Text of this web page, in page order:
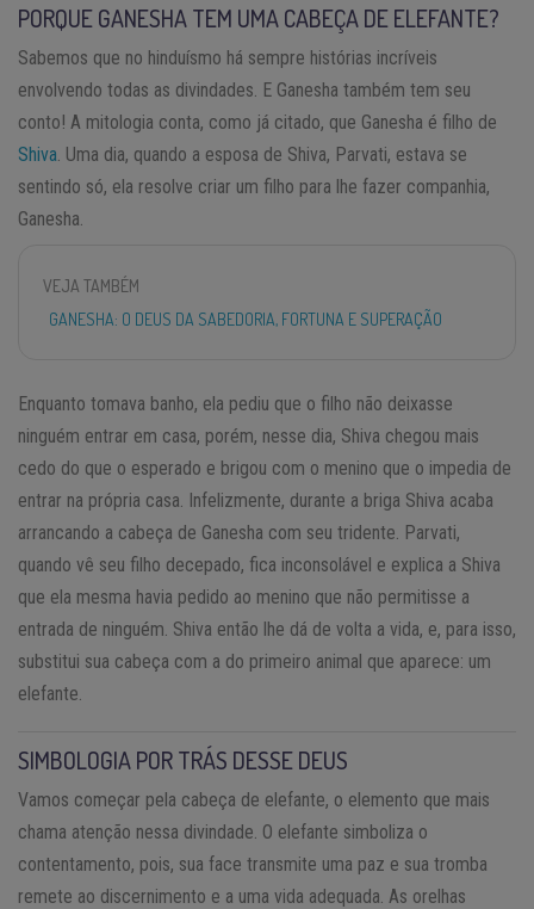
PORQUE GANESHA TEM UMA CABEÇA DE ELEFANTE?
Sabemos que no hinduísmo há sempre histórias incríveis
envolvendo todas as divindades. E Ganesha também tem seu
conto! A mitologia conta, como já citado, que Ganesha é filho de
Shiva . Uma dia, quando a esposa de Shiva, Parvati, estava se
sentindo só, ela resolve criar um filho para lhe fazer companhia,
Ganesha.
VEJA TAMBÉM
GANESHA: O DEUS DA SABEDORIA, FORTUNA E SUPERAÇÃO
Enquanto tomava banho, ela pediu que o filho não deixasse
ninguém entrar em casa, porém, nesse dia, Shiva chegou mais
cedo do que o esperado e brigou com o menino que o impedia de
entrar na própria casa. Infelizmente, durante a briga Shiva acaba
arrancando a cabeça de Ganesha com seu tridente. Parvati,
quando vê seu filho decepado, fica inconsolável e explica a Shiva
que ela mesma havia pedido ao menino que não permitisse a
entrada de ninguém. Shiva então lhe dá de volta a vida, e, para isso,
substitui sua cabeça com a do primeiro animal que aparece: um
elefante.
SIMBOLOGIA POR TRÁS DESSE DEUS
Vamos começar pela cabeça de elefante, o elemento que mais
chama atenção nessa divindade. O elefante simboliza o
contentamento, pois, sua face transmite uma paz e sua tromba
remete ao discernimento e a uma vida adequada. As orelhas